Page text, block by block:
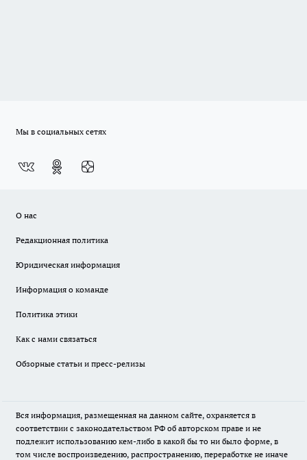
Мы в социальных сетях
О нас
Редакционная политика
Юридическая информация
Информация о команде
Политика этики
Как с нами связаться
Обзорные статьи и пресс-релизы
Вся информация, размещенная на данном сайте, охраняется в
соответствии с законодательством РФ об авторском праве и не
подлежит использованию кем-либо в какой бы то ни было форме, в
том числе воспроизведению, распространению, переработке не иначе